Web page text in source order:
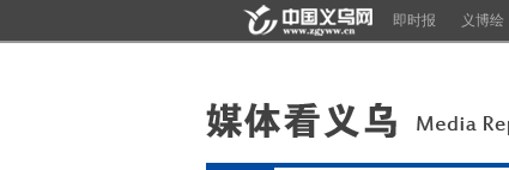
即时报 义博绘